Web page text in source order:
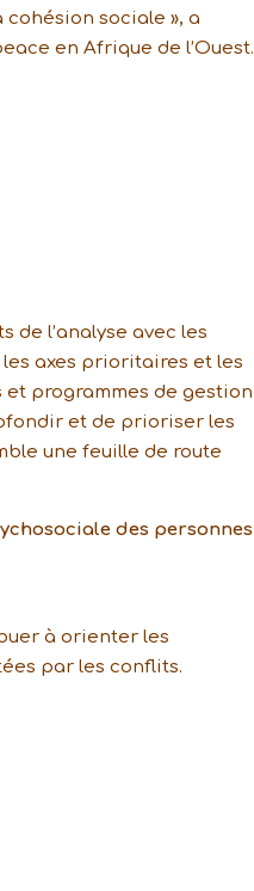
sociale », a
en Afrique de l’Ouest.
de l’analyse avec les
axes prioritaires et les
programmes de gestion
et de prioriser les
une feuille de route
des personnes
à orienter les
par les conflits.